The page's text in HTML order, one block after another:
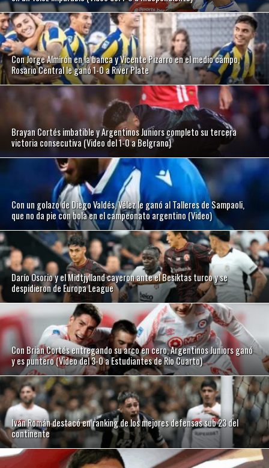
Con Jorge Almirón en la banca y Vicente Pizarro en el medio campo,
Rosario Central le ganó 1-0 a River Plate
Brayan Cortés imbatible y Argentinos Juniors completo su tercera
victoria consecutiva (Video del 1-0 a Belgrano)
Con un golazo de Diego Valdés, Vélez le ganó al Talleres de Sampaoli,
que no da pie con bola en el campeonato argentino (Video)
Darío Osorio y el Midtjylland cayeron ante el Besiktas turco y se
despidieron de Europa League
Con Brian Cortés entregando su arco en cero, Argentinos Juniors ganó
y es puntero (Video del 3-0 a Estudiantes de Río Cuarto)
Iván Román destacó en ranking de los mejores defensas sub 23 del
continente